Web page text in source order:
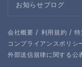
お知らせブログ
会社概要 / 利用規約 /
コンプライアンスポリシ
外部送信規律に関する公